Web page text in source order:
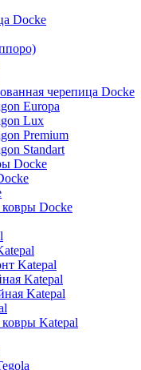
Docke
черепица Docke
Europa
Lux
Premium
Standart
Docke
Docke
Katepal
Katepal
Katepal
Katepal